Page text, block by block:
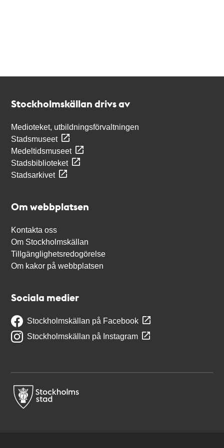
Stockholmskällan drivs av
Medioteket, utbildningsförvaltningen
Stadsmuseet
Medeltidsmuseet
Stadsbiblioteket
Stadsarkivet
Om webbplatsen
Kontakta oss
Om Stockholmskällan
Tillgänglighetsredogörelse
Om kakor på webbplatsen
Sociala medier
Stockholmskällan på Facebook
Stockholmskällan på Instagram